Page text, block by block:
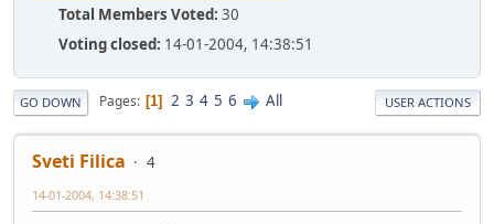
Total Members Voted: 30
Voting closed: 14-01-2004, 14:38:51
GO DOWN Pages 1 2 3 4 5 6 All USER ACTIONS
Sveti Filica 4
14-01-2004, 14:38:51